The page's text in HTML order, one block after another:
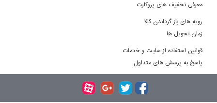
معرفی تخفیف های پروکارت
رویه های باز گرداندن کالا
زمان تحویل ها
قوانین استفاده از سایت و خدمات
پاسخ به پرسش های متداول